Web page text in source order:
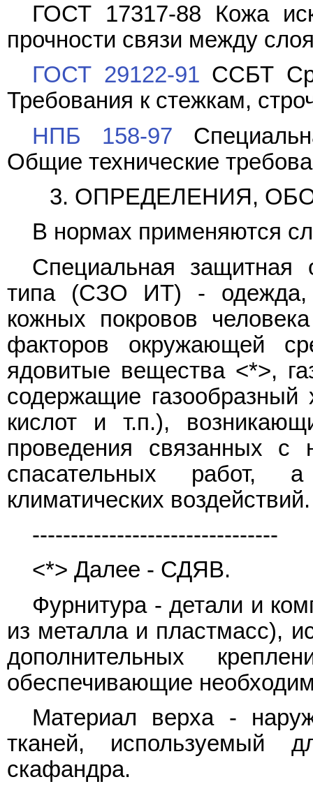
ГОСТ 17317-88 Кожа
прочности связи между
ГОСТ 29122-91 ССБТ
Требования к стежкам,
НПБ 158-97
Общие технические
3. ОПРЕДЕЛЕНИЯ,
В нормах применяются
Специальная защитная
типа (СЗО ИТ) - одежда,
кожных покровов
факторов окружающей
ядовитые вещества <*>,
содержащие
кислот и т.п.),
проведения связанных с
спасательных работ,
климатических воздействий.
--------------------------------
<*> Далее - СДЯВ.
Фурнитура - детали и
из металла и пластмасс),
дополнительных
обеспечивающие
Материал верха -
тканей, используемый
скафандра.